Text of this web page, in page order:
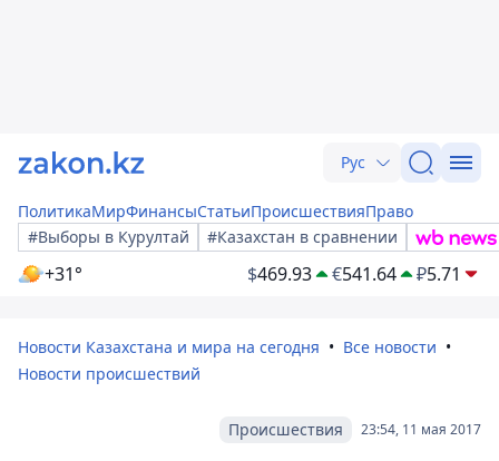
Рус
ПолитикаМирФинансыСтатьиПроисшествияПраво
#Выборы в Курултай
#Казахстан в сравнении
+31° $469.93 €541.64 ₽5.71
Новости Казахстана и мира на сегодня
Все новости
Новости происшествий
23:54, 11 мая 2017
Происшествия